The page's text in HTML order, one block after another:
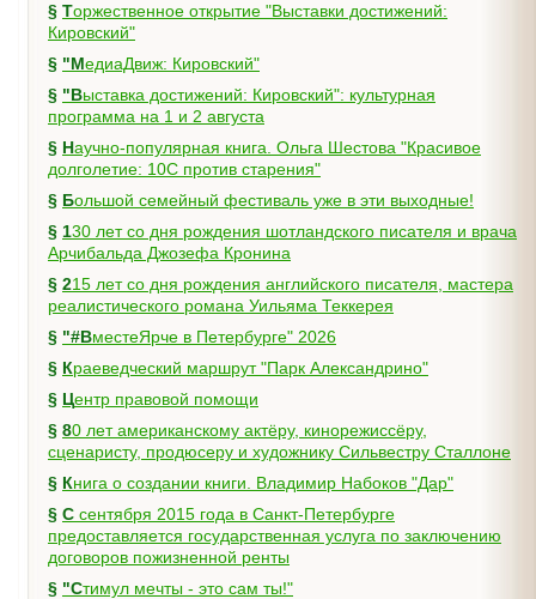
§ Торжественное открытие "Выставки достижений:
Кировский"
§
"МедиаДвиж: Кировский"
§ "Выставка достижений: Кировский": культурная
программа на 1 и 2 августа
§ Научно-популярная книга. Ольга Шестова "Красивое
долголетие: 10C против старения"
§
Большой семейный фестиваль уже в эти выходные!
§ 130 лет со дня рождения шотландского писателя и врача
Арчибальда Джозефа Кронина
§ 215 лет со дня рождения английского писателя, мастера
реалистического романа Уильяма Теккерея
§
"#ВместеЯрче в Петербурге" 2026
§
Краеведческий маршрут "Парк Александрино"
§
Центр правовой помощи
§ 80 лет американскому актёру, кинорежиссёру,
сценаристу, продюсеру и художнику Сильвестру Сталлоне
§
Книга о создании книги. Владимир Набоков "Дар"
§ С сентября 2015 года в Санкт-Петербурге
предоставляется государственная услуга по заключению
договоров пожизненной ренты
§
"Стимул мечты - это сам ты!"